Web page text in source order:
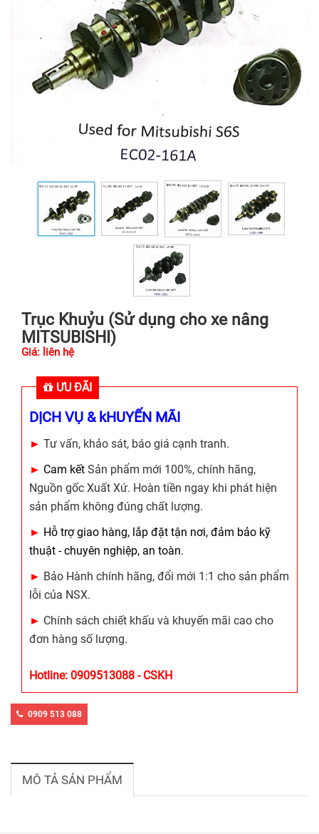
Trục Khuỷu (Sử dụng cho xe nâng
MITSUBISHI)
Giá: liên hệ
ƯU ĐÃI
DỊCH VỤ & kHUYẾN MÃI
► Tư vấn, khảo sát, báo giá cạnh tranh.
► Cam kết Sản phẩm mới 100%, chính hãng,
Nguồn gốc Xuất Xứ. Hoàn tiền ngay khi phát hiện
sản phẩm không đúng chất lượng.
► Hỗ trợ giao hàng, lắp đặt tận nơi, đảm bảo kỹ
thuật - chuyên nghiệp, an toàn.
► Bảo Hành chính hãng, đổi mới 1:1 cho sản phẩm
lỗi của NSX.
► Chính sách chiết khấu và khuyến mãi cao cho
đơn hàng số lượng.
Hotline: 0909513088 - CSKH
0909 513 088
MÔ TẢ SẢN PHẨM